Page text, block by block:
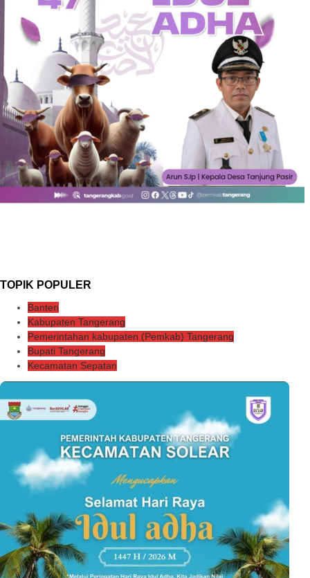
TOPIK POPULER
Banten
Kabupaten Tangerang
Pemerintahan kabupaten (Pemkab) Tangerang
Bupati Tangerang
Kecamatan Sepatan